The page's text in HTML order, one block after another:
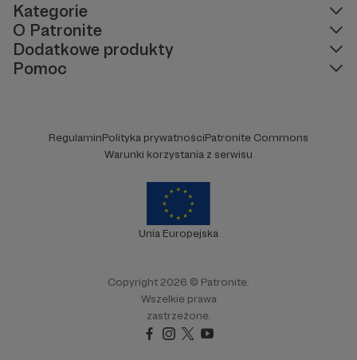
Kategorie
O Patronite
Dodatkowe produkty
Pomoc
RegulaminPolityka prywatnościPatronite Commons
Warunki korzystania z serwisu
Unia Europejska
Copyright 2026 © Patronite.
Wszelkie prawa
zastrzeżone.